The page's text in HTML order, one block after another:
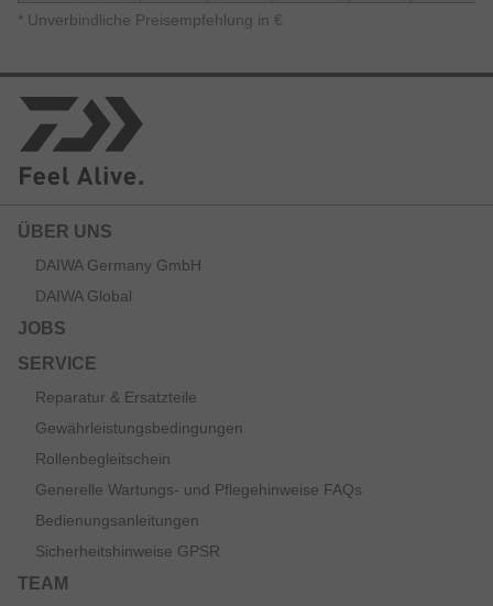
* Unverbindliche Preisempfehlung in €
ÜBER UNS
DAIWA Germany GmbH
DAIWA Global
JOBS
SERVICE
Reparatur & Ersatzteile
Gewährleistungsbedingungen
Rollenbegleitschein
Generelle Wartungs- und Pflegehinweise FAQs
Bedienungsanleitungen
Sicherheitshinweise GPSR
TEAM